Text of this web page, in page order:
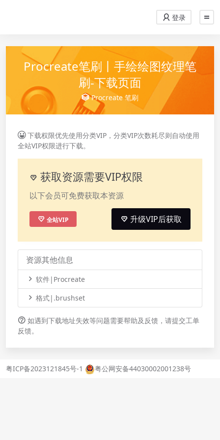
登录
Procreate笔刷丨手绘绘图纹理笔
刷-下载页面
Procreate 笔刷
下载权限优先使用分类VIP，分类VIP次数耗尽则自动使用
全站VIP权限进行下载。
获取资源需要VIP权限
以下会员可免费获取本资源
全站VIP 升级VIP后获取
资源其他信息
软件|Procreate
格式|.brushset
如遇到下载地址失效等问题需要帮助及反馈，请提交工单
反馈。
粤ICP备2023121845号-1 粤公网安备44030002001238号